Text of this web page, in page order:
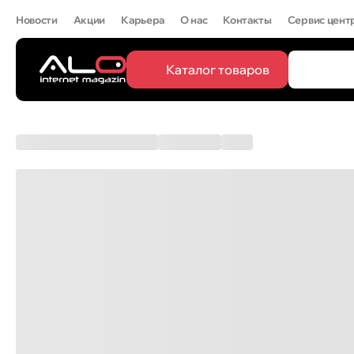
Новости Акции Карьера О нас Контакты Сервис
Каталог товаров